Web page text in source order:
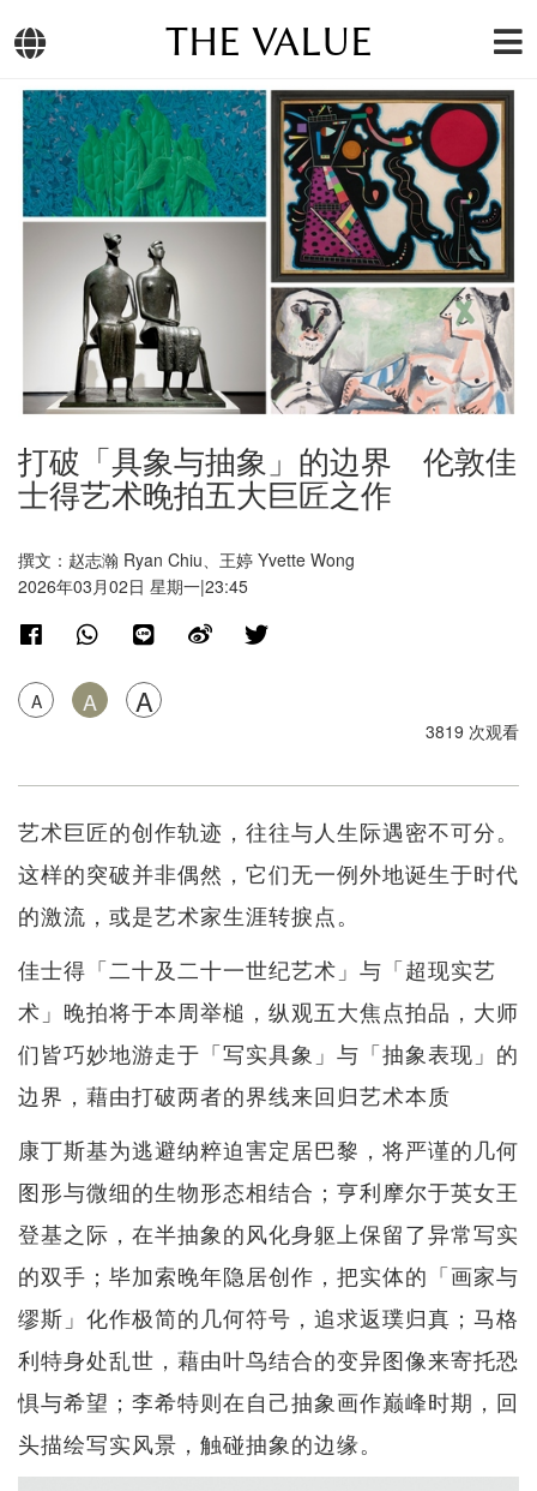
THE VALUE
打破「具象与抽象」的边界 伦敦佳
士得艺术晚拍五大巨匠之作
撰文：赵志瀚 Ryan Chiu、王婷 Yvette Wong
2026年03月02日 星期一|23:45
A A A
3819 次观看
艺术巨匠的创作轨迹，往往与人生际遇密不可分。
这样的突破并非偶然，它们无一例外地诞生于时代
的激流，或是艺术家生涯转捩点。
佳士得「二十及二十一世纪艺术」与「超现实艺
术」晚拍将于本周举槌，纵观五大焦点拍品，大师
们皆巧妙地游走于「写实具象」与「抽象表现」的
边界，藉由打破两者的界线来回归艺术本质
康丁斯基为逃避纳粹迫害定居巴黎，将严谨的几何
图形与微细的生物形态相结合；亨利摩尔于英女王
登基之际，在半抽象的风化身躯上保留了异常写实
的双手；毕加索晚年隐居创作，把实体的「画家与
缪斯」化作极简的几何符号，追求返璞归真；马格
利特身处乱世，藉由叶鸟结合的变异图像来寄托恐
惧与希望；李希特则在自己抽象画作巅峰时期，回
头描绘写实风景，触碰抽象的边缘。